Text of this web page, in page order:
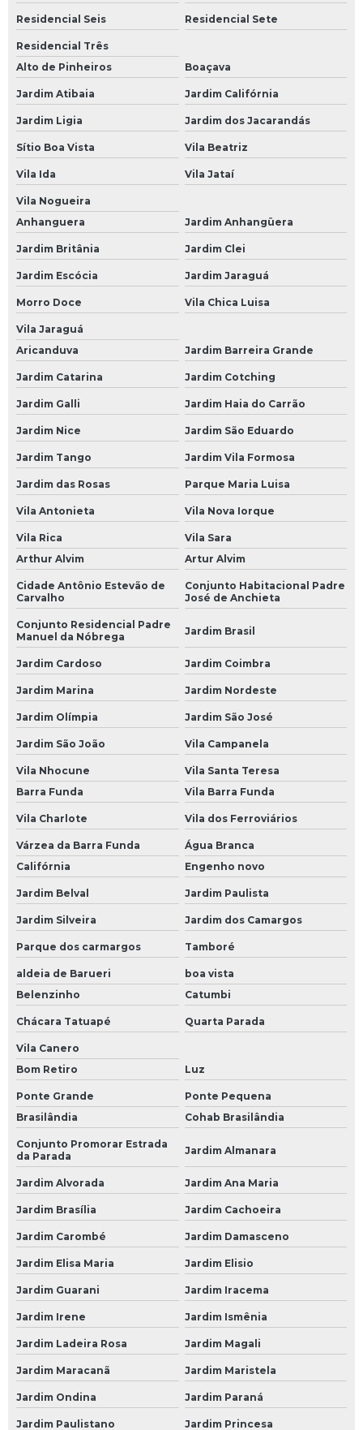
Bateria Moto Heliar
Bateria Moura de Moto
Bateria Moura para Moto
Bateria para Moto
Bateria para Moto Moura
Baterias Moura
Bateria de Carro Moura
Bateria de Moto Moura
Bateria Moura
Bateria Moura 100
Bateria Moura 100ah
Bateria Moura 150
Bateria Moura 48 Amperes
Bateria Moura 50 Amperes
Bateria Moura 60
Bateria Moura 60 a
Bateria Moura 60 Amperes
Bateria Moura 60 Ap
Bateria Moura 60a
Bateria Moura 60ah
Bateria Moura 60h
Bateria Moura 70
Bateria Moura 70 Amperes
Bateria Moura 70a
Bateria Moura 70ah
Bateria Moura 75
Bateria Moura 75 Amperes
Bateria Moura 90 Amperes
Bateria Moura de 60
Bateria Moura de 60 Amperes
Bateria Moura Estacionária
Bateria Moura Moto
Bateria para Carro Moura
Baterias para Caminhão
Bateria 150 Amperes para Caminhão
Bateria Caminhão
Bateria de 150 Amperes para Caminhão
Bateria de Caminhão 150 Amperes
Bateria de Caminhão 180 Amperes
Bateria de Caminhão Moura
Bateria Moura de Caminhão
Bateria Moura para Caminhão
Bateria para Caminhão
Bateria para Caminhão 150 Amperes
Empresa de Bateria 150 Amperes para Caminhão
Empresa de Bateria Caminhão
Empresa de Bateria de 150 Amperes para Caminhão
Residencial Seis Residencial Sete
Residencial Três
Alto de Pinheiros
Boaçava
Jardim Atibaia Jardim Califórnia
Jardim Ligia Jardim dos Jacarandás
Sítio Boa Vista Vila Beatriz
Vila Ida Vila Jataí
Vila Nogueira
Anhanguera
Jardim Anhangüera
Jardim Britânia Jardim Clei
Jardim Escócia Jardim Jaraguá
Morro Doce Vila Chica Luisa
Vila Jaraguá
Aricanduva
Jardim Barreira Grande
Jardim Catarina Jardim Cotching
Jardim Galli Jardim Haia do Carrão
Jardim Nice Jardim São Eduardo
Jardim Tango Jardim Vila Formosa
Jardim das Rosas Parque Maria Luisa
Vila Antonieta Vila Nova Iorque
Vila Rica
Vila Sara
Arthur Alvim
Artur Alvim
Cidade Antônio Estevão de
Carvalho
Conjunto Habitacional Padre
José de Anchieta
Conjunto Residencial Padre
Manuel da Nóbrega
Jardim Brasil
Jardim Cardoso Jardim Coimbra
Jardim Marina Jardim Nordeste
Jardim Olímpia Jardim São José
Jardim São João Vila Campanela
Vila Nhocune
Vila Santa Teresa
Barra Funda
Vila Barra Funda
Vila Charlote Vila dos Ferroviários
Várzea da Barra Funda
Água Branca
Califórnia
Engenho novo
Jardim Belval Jardim Paulista
Jardim Silveira Jardim dos Camargos
Parque dos carmargos Tamboré
aldeia de Barueri
boa vista
Belenzinho
Catumbi
Chácara Tatuapé Quarta Parada
Vila Canero
Bom Retiro
Luz
Ponte Grande
Ponte Pequena
Brasilândia
Cohab Brasilândia
Conjunto Promorar Estrada
da Parada
Jardim Almanara
Jardim Alvorada Jardim Ana Maria
Jardim Brasília Jardim Cachoeira
Jardim Carombé Jardim Damasceno
Jardim Elisa Maria Jardim Elisio
Jardim Guarani Jardim Iracema
Jardim Irene Jardim Ismênia
Jardim Ladeira Rosa Jardim Magali
Jardim Maracanã Jardim Maristela
Jardim Ondina Jardim Paraná
Jardim Paulistano Jardim Princesa